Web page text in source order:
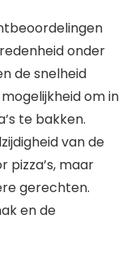
onder
de snelheid
om in
te bakken.
van de
pizza’s, maar
gerechten.
en de